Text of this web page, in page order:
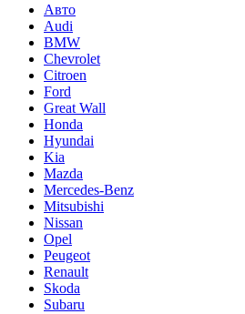
Авто
Audi
BMW
Chevrolet
Citroen
Ford
Great Wall
Honda
Hyundai
Kia
Mazda
Mercedes-Benz
Mitsubishi
Nissan
Opel
Peugeot
Renault
Skoda
Subaru